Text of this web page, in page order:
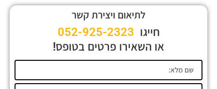
לתיאום ויצירת קשר
חייגו 052-925-2323
או השאירו פרטים בטופס!